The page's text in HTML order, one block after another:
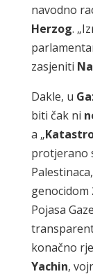
navodno
Herzog.
zasjeniti
Dakle, u
biti čak ni
a „
protjerano
genocidom
Pojasa
konačno
Yachin,